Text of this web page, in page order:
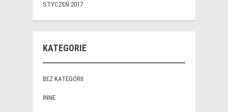
STYCZEŃ 2017
KATEGORIE
BEZ KATEGORII
INNE